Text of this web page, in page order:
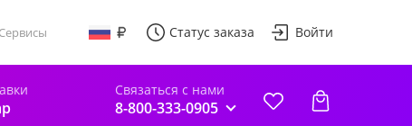
Сервисы Статус заказа Войти
Связаться с нами
8-800-333-0905